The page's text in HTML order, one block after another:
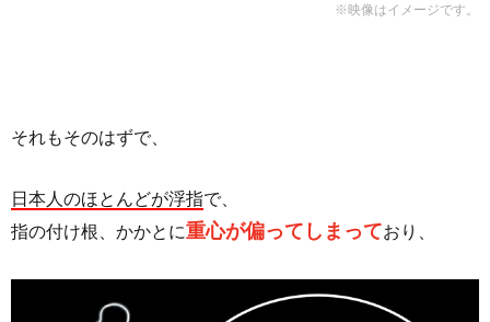
※映像はイメージです。
それもそのはずで、
日本人のほとんどが浮指で、
指の付け根、かかとに重心が偏ってしまっており、